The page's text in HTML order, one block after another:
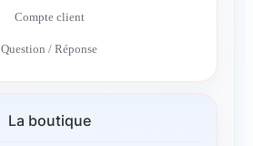
Compte client
Question / Réponse
La boutique